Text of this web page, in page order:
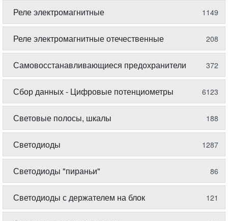
Реле электромагнитные 1149
Реле электромагнитные отечественные 208
Самовосстанавливающиеся предохранители 372
Сбор данных - Цифровые потенциометры 6123
Световые полосы, шкалы 188
Светодиоды 1287
Светодиоды "пираньи" 86
Светодиоды с держателем на блок 121